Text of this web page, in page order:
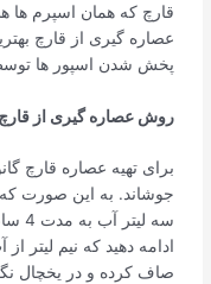
قارچ که همان اسپرم ها
عصاره گیری از قارچ
پخش شدن اسپور ها
روش عصاره گیری از
برای تهیه عصاره قارچ
سه
ادامه دهید که نیم لیتر
صاف کرده و در یخچال